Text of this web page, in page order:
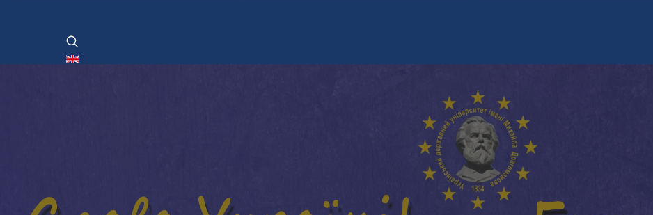
ОБЕРІТЬ СВОЮ МОВУ